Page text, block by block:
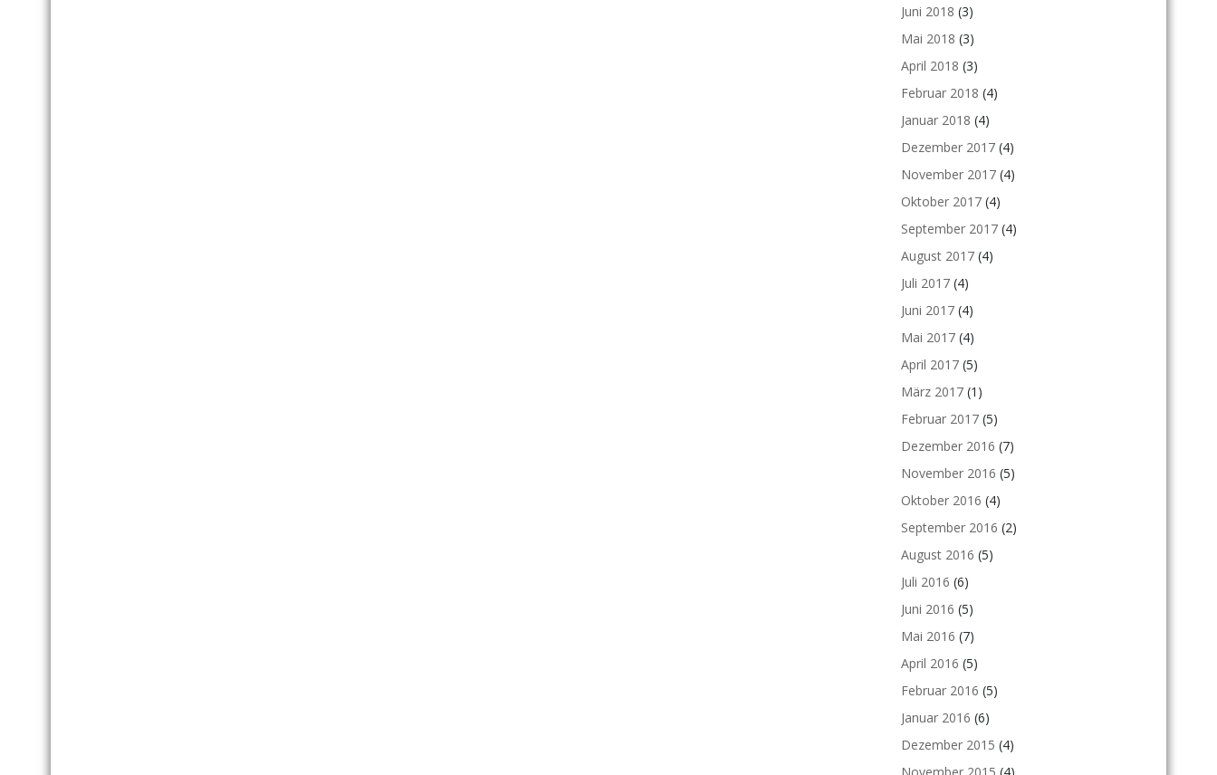
Juni 2018 (3)
Mai 2018 (3)
April 2018 (3)
Februar 2018 (4)
Januar 2018 (4)
Dezember 2017 (4)
November 2017 (4)
Oktober 2017 (4)
September 2017 (4)
August 2017 (4)
Juli 2017 (4)
Juni 2017 (4)
Mai 2017 (4)
April 2017 (5)
März 2017 (1)
Februar 2017 (5)
Dezember 2016 (7)
November 2016 (5)
Oktober 2016 (4)
September 2016 (2)
August 2016 (5)
Juli 2016 (6)
Juni 2016 (5)
Mai 2016 (7)
April 2016 (5)
Februar 2016 (5)
Januar 2016 (6)
Dezember 2015 (4)